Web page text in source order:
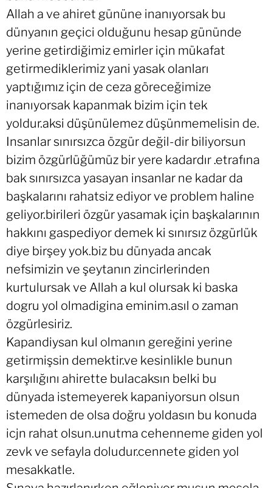
Allah a ve ahiret gününe inanıyorsak bu
dünyanın geçici olduğunu hesap gününde
yerine getirdiğimiz emirler için mükafat
getirmediklerimiz yani yasak olanları
yaptığımız için de ceza göreceğimize
inanıyorsak kapanmak bizim için tek
yoldur.aksi düşünülemez düşünmemelisin de.
Insanlar sınırsızca özgür değil-dir biliyorsun
bizim özgürlüğümüz bir yere kadardır .etrafına
bak sınırsızca yasayan insanlar ne kadar da
başkalarını rahatsiz ediyor ve problem haline
geliyor.birileri özgür yasamak için başkalarının
hakkını gaspediyor demek ki sınırsız özgürlük
diye birşey yok.biz bu dünyada ancak
nefsimizin ve şeytanın zincirlerinden
kurtulursak ve Allah a kul olursak ki baska
dogru yol olmadigina eminim.asıl o zaman
özgürlesiriz.
Kapandiysan kul olmanın gereğini yerine
getirmişsin demektir.ve kesinlikle bunun
karşılığını ahirette bulacaksın belki bu
dünyada istemeyerek kapaniyorsun olsun
istemeden de olsa doğru yoldasın bu konuda
icjn rahat olsun.unutma cehenneme giden yol
zevk ve sefayla doludur.cennete giden yol
mesakkatle.